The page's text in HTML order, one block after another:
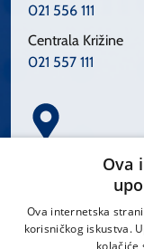
021 556 111
Centrala Križine
021 557 111
Spinčićeva 1,Ova
Ova internetska
korisničkog iskustva.
kolačiće